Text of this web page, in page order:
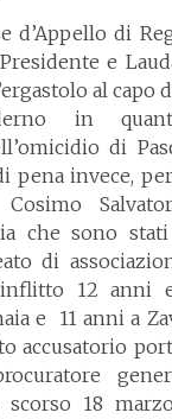
d’Appello di
e
al capo
in
di
pena invece,
che sono
di
12 anni
e 11 anni a
accusatorio
scorso 18